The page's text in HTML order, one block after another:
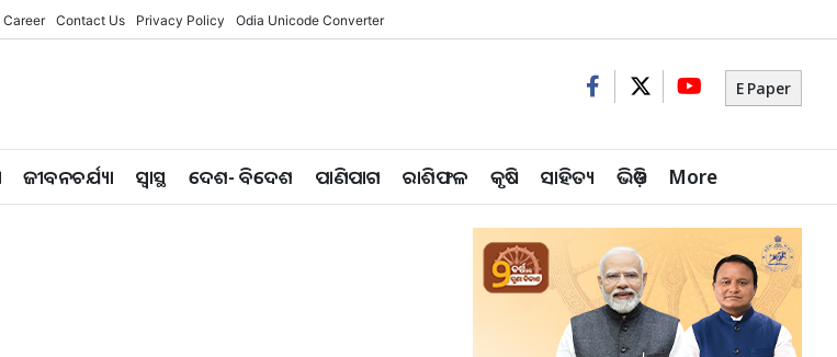
Career Contact Us Privacy Policy Odia Unicode Converter
E Paper
ଜୀବନଚର୍ଯ୍ୟା ସ୍ୱାସ୍ଥ ଦେଶ- ବିଦେଶ ପାଣିପାଗ ରାଶିଫଳ କୃଷି ସାହିତ୍ୟ ଭିଡ଼ିଓ More